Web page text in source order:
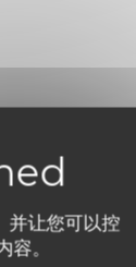
让您可以控
容。